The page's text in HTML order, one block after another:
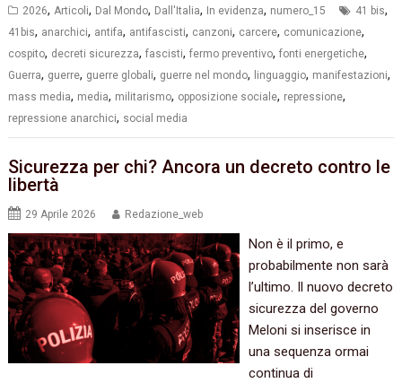
2026, Articoli, Dal Mondo, Dall'Italia, In evidenza, numero_15 41 bis,
41bis, anarchici, antifa, antifascisti, canzoni, carcere, comunicazione,
cospito, decreti sicurezza,fascisti,fermo preventivo,fonti energetiche,
Guerra, guerre, guerre globali, guerre nel mondo, linguaggio, manifestazioni,
mass media, media, militarismo, opposizione sociale, repressione,
repressione anarchici, social media
Sicurezza per chi? Ancora un decreto contro le
libertà
29 Aprile 2026 Redazione_web
Non è il primo, e
probabilmente non sarà
l’ultimo. Il nuovo decreto
sicurezza del governo
Meloni si inserisce in
una sequenza ormai
continua di